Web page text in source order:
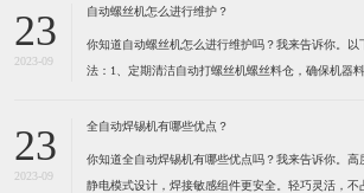
易燃物品,以防发生火灾。 (三)检查焊机外壳是否接地,
23
2023-09
自动螺丝机怎么进行维护？
你知道自动螺丝机怎么进行维护吗？我来告诉你。以
法：1、定期清洁自动打螺丝机螺丝料仓，确保机器料
量加些润滑脂，保持通风,干燥。 2、定期清洁自
23
2023-09
全自动焊锡机有哪些优点？
你知道全自动焊锡机有哪些优点吗？我来告诉你。高
静电模式设计，焊接敏感组件更安全。轻巧灵活，不